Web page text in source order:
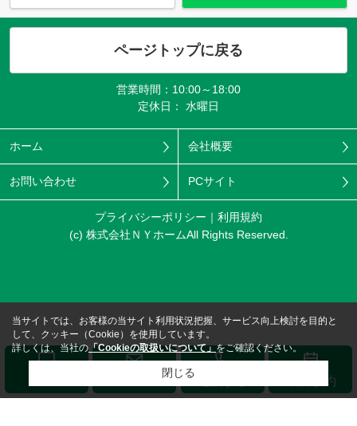
ページトップに戻る
営業時間：10:00～18:00
定休日： 水曜日
ホーム 会社概要
お問い合わせ PCサイト
プライバシーポリシー
利用規約
(c) 株式会社ＮＹホームAll Rights Reserved.
来店予約
当サイトでは、お客様の当サイト利用状況把握、サービス向上検討を目的と
して、クッキー（Cookie）を使用しています。
詳しくは、当社の 「Cookieの取扱いについて」をご確認ください。
閉じる